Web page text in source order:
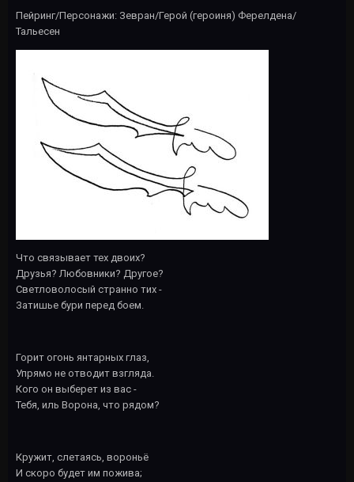
Пейринг/Персонажи: Зевран/Герой (героиня) Ферелдена/
Тальесен
Что связывает тех двоих?
Друзья? Любовники? Другое?
Светловолосый странно тих -
Затишье бури перед боем.
Горит огонь янтарных глаз,
Упрямо не отводит взгляда.
Кого он выберет из вас -
Тебя, иль Ворона, что рядом?
Кружит, слетаясь, вороньё
И скоро будет им пожива;